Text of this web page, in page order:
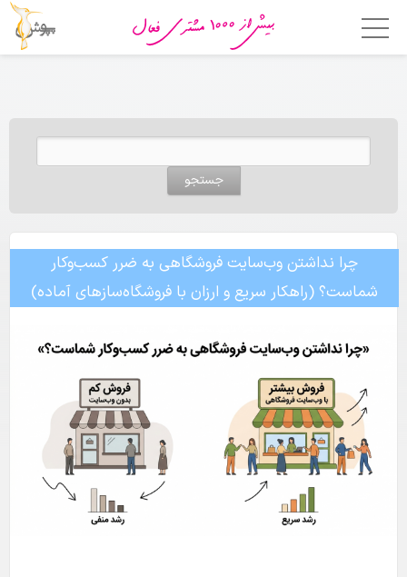
قالب ها
مشتریان ما
تماس با ما
بلاگ
جستجو برای:
چرا نداشتن وب‌سایت فروشگاهی به ضرر کسب‌وکار
شماست؟ (راهکار سریع و ارزان با فروشگاه‌سازهای آماده)